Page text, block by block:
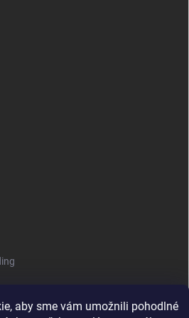
aby sme vám umožnili pohodlné